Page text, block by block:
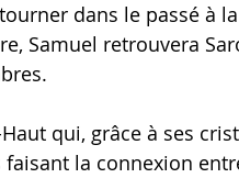
dans le passé à
Samuel retrouvera
qui, grâce à ses
la connexion